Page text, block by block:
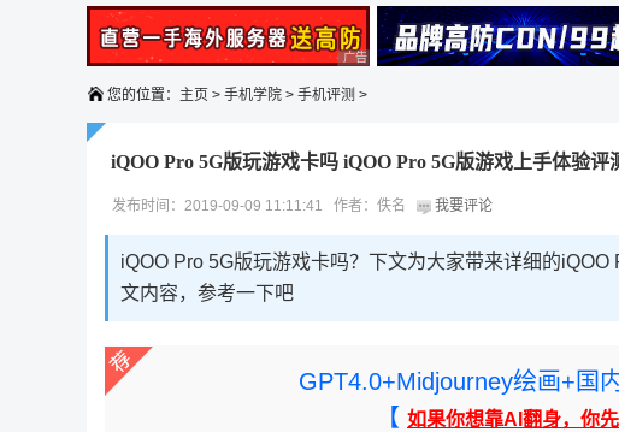
广告 商业广告，理性选择
您的位置： 主页 > 手机学院 > 手机评测 >
iQOO Pro 5G版玩游戏卡吗 iQOO Pro 5G版游戏上手体验评
发布时间：2019-09-09 11:11:41 作者：佚名 我要评论
iQOO Pro 5G版玩游戏卡吗？下文为大家带来详细的
文内容，参考一下吧
GPT4.0+Midjourney绘画+国
【 如果你想靠AI翻身，你